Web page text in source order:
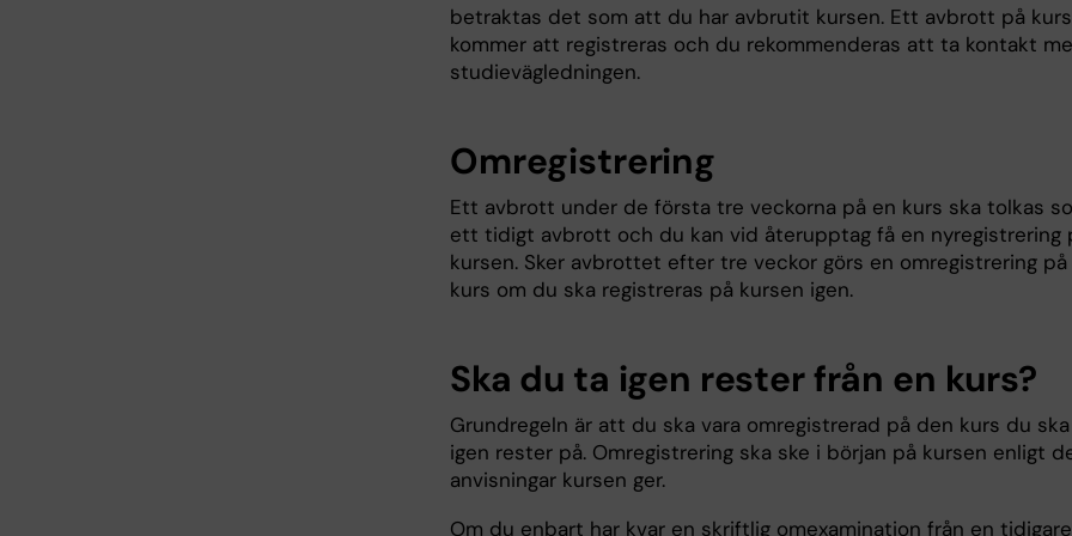
betraktas det som att du har avbrutit kursen. Ett avbrott på
kommer att registreras och du rekommenderas att ta kontakt
studievägledningen.
Omregistrering
Ett avbrott under de första tre veckorna på en kurs ska tolkas
ett tidigt avbrott och du kan vid återupptag få en nyregistrering
kursen. Sker avbrottet efter tre veckor görs en omregistrering på
kurs om du ska registreras på kursen igen.
Ska du ta igen rester från en kurs?
Grundregeln är att du ska vara omregistrerad på den kurs du
igen rester på. Omregistrering ska ske i början på kursen enligt
anvisningar kursen ger.
Om du enbart har kvar en skriftlig omexamination från en tidigare